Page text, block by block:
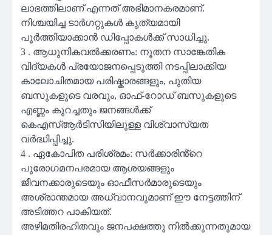
ലാഭത്തിലാണ് എന്നത് അഭിമാനകരമാണ്.
നിശ്ചയിച്ച ടാർഗറ്റുകൾ കൃത്യമായി
പൂർത്തിയാക്കാൻ ഡിപ്പോകൾക്ക് സാധിച്ചു.
3 . ആധുനികവൽക്കരണം: നൂതന സാങ്കേതിക
വിദ്യകൾ പ്രയോജനപ്പെടുത്തി നടപ്പിലാക്കിയ
കാലോചിതമായ പരിഷ്കാരങ്ങളും, പുതിയ
ബസുകളുടെ വരവും, ഓഫ്-റോഡ് ബസുകളുടെ
എണ്ണം കുറച്ചതും ജനങ്ങൾക്ക്
കെഎസ്ആർടിസിയിലുള്ള വിശ്വാസ്യത
വർദ്ധിപ്പിച്ചു.
4 . ഏകോപിത പരിശ്രമം: സർക്കാരിൻ്റെ
പുരോഗമനപരമായ ആശയങ്ങളും
ജീവനക്കാരുടെയും ഓഫീസർമാരുടെയും
അശ്രാന്തമായ അധ്വാനവുമാണ് ഈ നേട്ടത്തിന്
അടിത്തറ പാകിയത്.
അഴിമതിരഹിതവും ജനപക്ഷത്തു നിൽക്കുന്നതുമായ